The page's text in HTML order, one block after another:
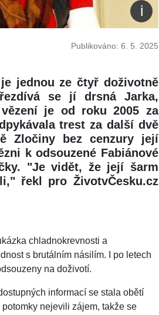
Publikováno: 6. 5. 2025
jednou ze čtyř doživotně
se jí drsná Jarka,
je od roku 2005 za
trest za další dvě
Zločiny bez cenzury její
k odsouzené Fabiánové
"Je vidět, že její šarm
řekl pro ŽivotvČesku.cz
chladnokrevnosti a
s brutálním násilím. I po letech
na doživotí.
informací se stala obětí
nejevili zájem, takže se